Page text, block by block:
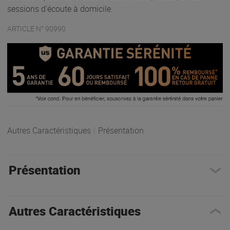
sessions d'écoute à domicile.
ARTICLE N° 90990
Autres Caractéristiques Présentation
Présentation
Autres Caractéristiques